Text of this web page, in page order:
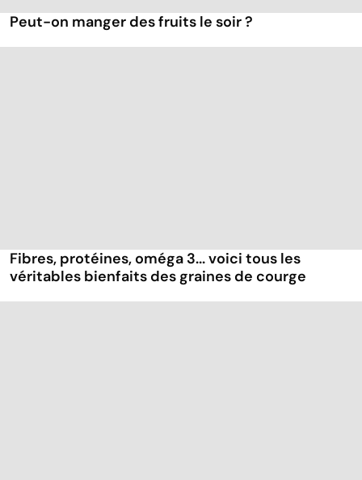
Peut-on manger des fruits le soir ?
Fibres, protéines, oméga 3... voici tous les
véritables bienfaits des graines de courge